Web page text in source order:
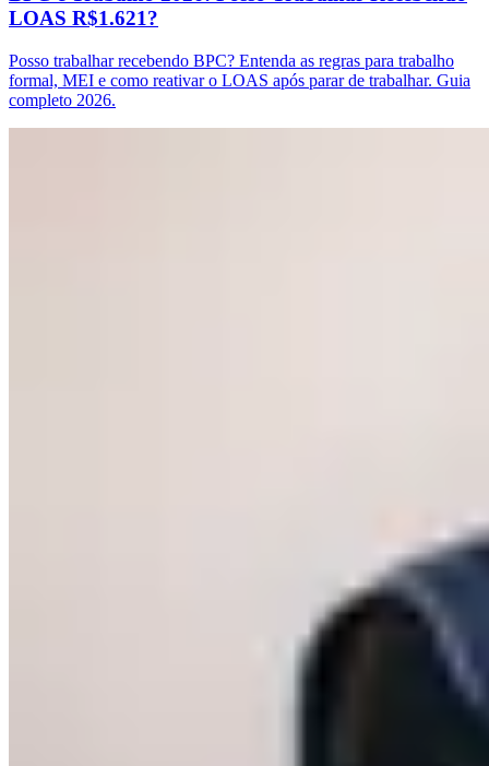
LOAS R$1.621?
Posso trabalhar recebendo BPC? Entenda as regras para trabalho
formal, MEI e como reativar o LOAS após parar de trabalhar. Guia
completo 2026.